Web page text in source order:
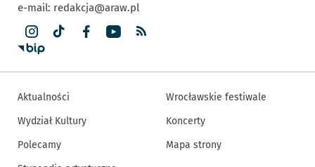
e-mail: redakcja@araw.pl
Aktualności
Wydział Kultury
Polecamy
Wrocławskie festiwale
Koncerty
Mapa strony